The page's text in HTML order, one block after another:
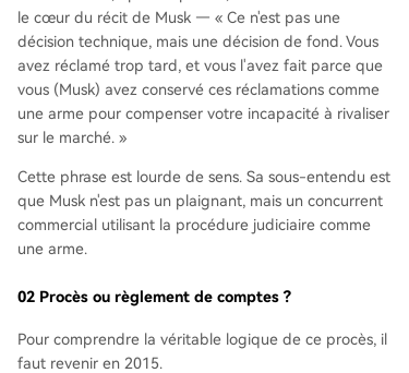
le cœur du récit de Musk — « Ce n'est pas une
décision technique, mais une décision de fond. Vous
avez réclamé trop tard, et vous l'avez fait parce que
vous (Musk) avez conservé ces réclamations comme
une arme pour compenser votre incapacité à rivaliser
sur le marché. »
Cette phrase est lourde de sens. Sa sous-entendu est
que Musk n'est pas un plaignant, mais un concurrent
commercial utilisant la procédure judiciaire comme
une arme.
02 Procès ou règlement de comptes ?
Pour comprendre la véritable logique de ce procès, il
faut revenir en 2015.